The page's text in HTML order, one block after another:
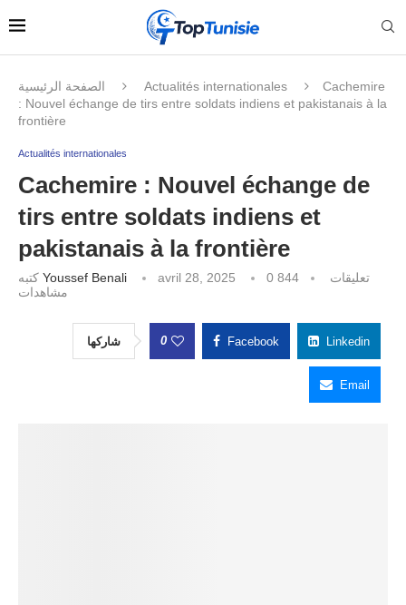
الصفحة الرئيسية Actualités internationales
Cachemire
: Nouvel échange de tirs entre soldats indiens et pakistanais à la
frontière
Actualités internationales
Cachemire : Nouvel échange de
tirs entre soldats indiens et
pakistanais à la frontière
Youssef Benali avril 28, 2025 0 تعليقات
844
مشاهدات
شاركها 0 Facebook Linkedin
Email